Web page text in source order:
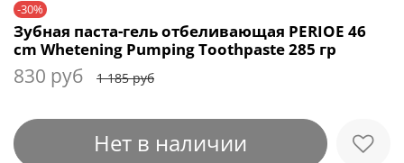
-30%
Зубная паста-гель отбеливающая PERIOE 46
cm Whetening Pumping Toothpaste 285 гр
830 руб 1 185 руб
Нет в наличии